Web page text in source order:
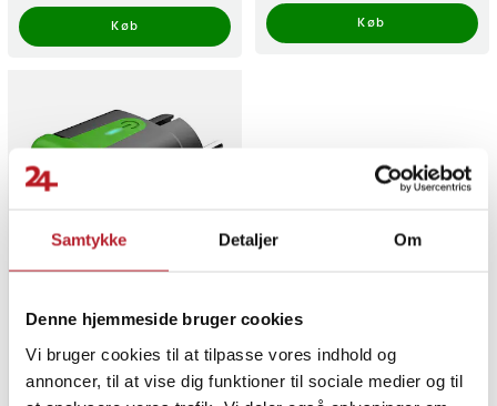
Samtykke Detaljer Om
Denne hjemmeside bruger cookies
Vi bruger cookies til at tilpasse vores indhold og
annoncer, til at vise dig funktioner til sociale medier og til
Køb
Køb
Deltaco Smart Home-
9